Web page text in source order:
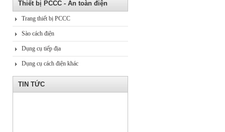
Thiết bị PCCC - An toàn điện
Trang thiết bị PCCC
Sào cách điện
Dụng cụ tiếp địa
Dụng cụ cách điện khác
TIN TỨC